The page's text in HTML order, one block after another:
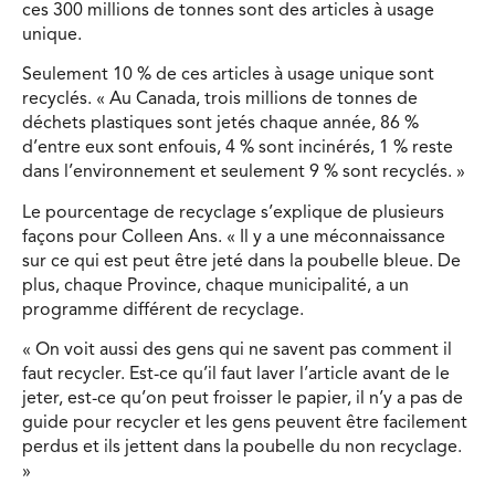
ces 300 millions de tonnes sont des articles à usage
unique.
Seulement 10 % de ces articles à usage unique sont
recyclés. « Au Canada, trois millions de tonnes de
déchets plastiques sont jetés chaque année, 86 %
d’entre eux sont enfouis, 4 % sont incinérés, 1 % reste
dans l’environnement et seulement 9 % sont recyclés. »
Le pourcentage de recyclage s’explique de plusieurs
façons pour Colleen Ans. « Il y a une méconnaissance
sur ce qui est peut être jeté dans la poubelle bleue. De
plus, chaque Province, chaque municipalité, a un
programme différent de recyclage.
« On voit aussi des gens qui ne savent pas comment il
faut recycler. Est-ce qu’il faut laver l’article avant de le
jeter, est-ce qu’on peut froisser le papier, il n’y a pas de
guide pour recycler et les gens peuvent être facilement
perdus et ils jettent dans la poubelle du non recyclage.
»